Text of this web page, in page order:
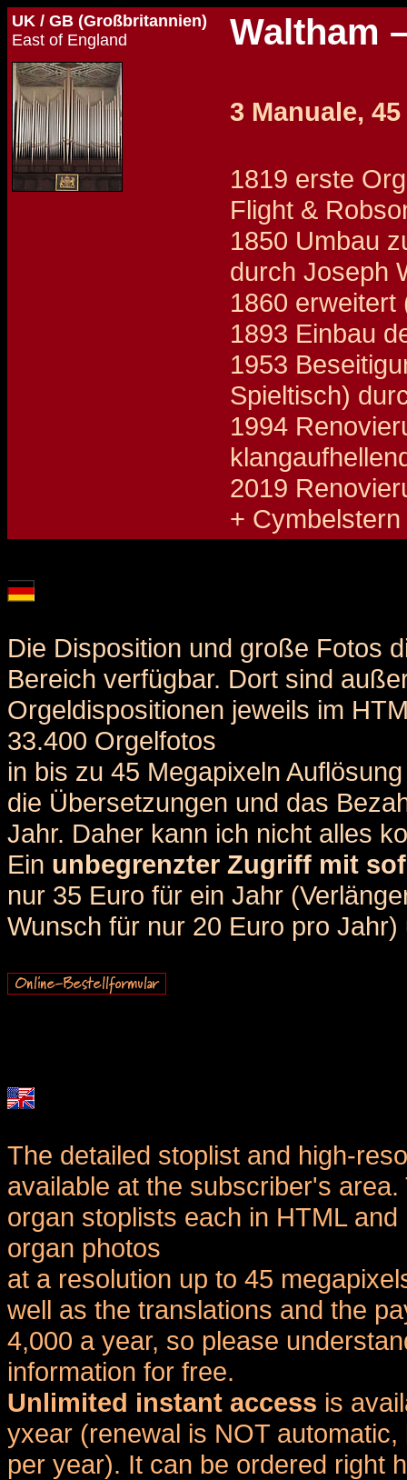
UK / GB (Großbritannien)
East of England
Waltham
3 Manuale,
1819 erste
Flight &
1850 Umbau
durch Joseph
1860 erweitert
1893 Einbau
1953
Spieltisch)
1994
2019
+
Die Disposition und große Fotos
Bereich verfügbar. Dort sind
Orgeldispositionen jeweils im
33.400 Orgelfotos
in bis zu 45 Megapixeln
die Übersetzungen und das
Jahr. Daher kann ich nicht alles
Ein unbegrenzter Zugriff mit
nur 35 Euro für ein Jahr
Wunsch für nur 20 Euro pro
The detailed stoplist and high-
available at the subscriber's
organ stoplists each in HTML
organ photos
at a resolution up to 45
well as the translations and the
4,000 a year, so please
information for free.
Unlimited instant access is
yxear (renewal is NOT
per year). It can be ordered right